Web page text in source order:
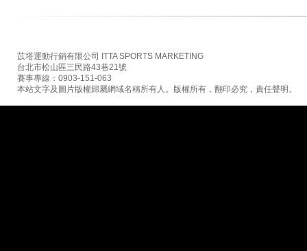
苡塔運動行銷有限公司 ITTA SPORTS MARKETING
台北市松山區三民路43巷21號
賽事專線：0903-151-063
本站文字及圖片版權歸屬網域名稱所有人。版權所有，翻印必究，責任聲明。